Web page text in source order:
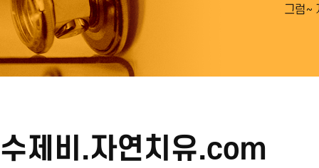
수제비.자연치유.com